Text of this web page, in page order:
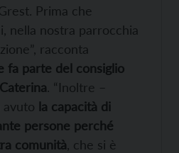
Prima che
nella nostra parrocchia
racconta
fa parte del consiglio
. “Inoltre –
avuto la capacità di
persone perché
comunità , che si è